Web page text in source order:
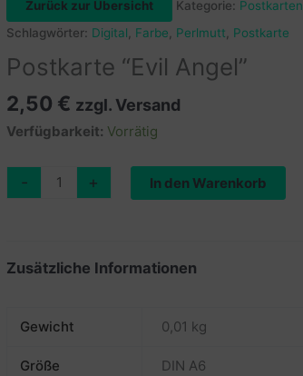
Zurück zur Übersicht Kategorie: Postkarten
Schlagwörter: Digital Farbe Perlmutt Postkarte
Postkarte “Evil Angel”
2,50 € zzgl. Versand
Verfügbarkeit: Vorrätig
-
Postkarte
“Evil
+ In den Warenkorb
Zusätzliche Informationen
Gewicht 0,01 kg
Größe DIN A6